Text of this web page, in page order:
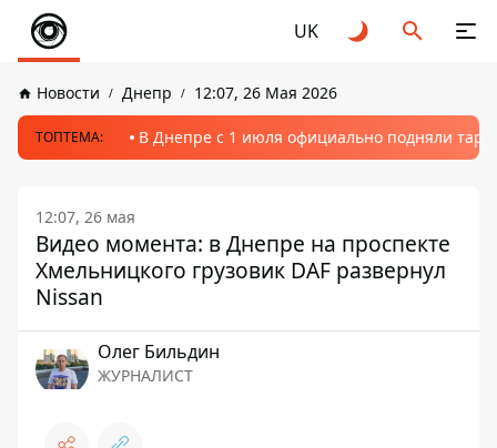
UK
Новости Днепр 12:07, 26 Мая 2026
ТОПТЕМА: В Днепре с 1 июля официально подняли
12:07, 26 мая
Видео момента: в Днепре на проспекте
Хмельницкого грузовик DAF развернул
Nissan
Олег Бильдин
ЖУРНАЛИСТ